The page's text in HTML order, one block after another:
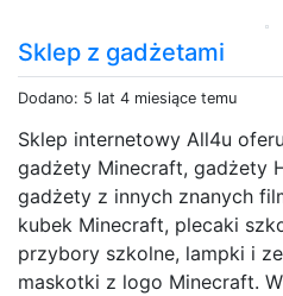
Sklep z gadżetami
Dodano: 5 lat 4 miesiące temu
Sklep internetowy All4u
gadżety Minecraft, gadżety
gadżety z innych znanych
kubek Minecraft, plecaki
przybory szkolne, lampki i
maskotki z logo Minecraft.